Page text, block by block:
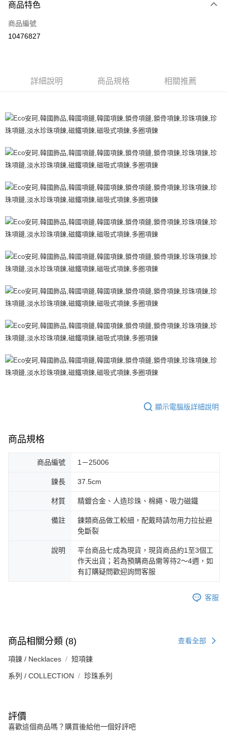
信用卡一次付款
超商取貨付款
街口支付
運送方式
不提供全家取貨付款
每筆NT$999,999
每筆NT$999,999
每筆NT$70，滿NT$599(含以上)免運費
每筆NT$70，滿NT$599(含以上)免運費
每筆NT$70，滿NT$599(含以上)免運費
商品特色
商品編號
10476827
詳細說明 商品規格 相關推薦
顯示電腦版詳細說明
商品規格
商品編號 1－25006
鍊長 37.5cm
材質 精鍍合金、人造珍珠、棉繩、吸力磁鐵
備註
鍊類商品做工較細，配戴時請勿用力拉扯避
免斷裂
說明
平台商品七成為現貨，現貨商品約1至3個工
作天出貨；若為預購商品需等待2～4週，如
有訂購疑問歡迎詢問客服
客服
商品相關分類 (8) 查看全部
項鍊 / Necklaces 短項鍊
系列 / COLLECTION 珍珠系列
評價
喜歡這個商品嗎？購買後給他一個好評吧